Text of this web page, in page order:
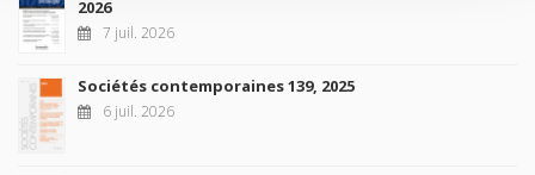
2026
7 juil. 2026
Sociétés contemporaines 139, 2025
6 juil. 2026